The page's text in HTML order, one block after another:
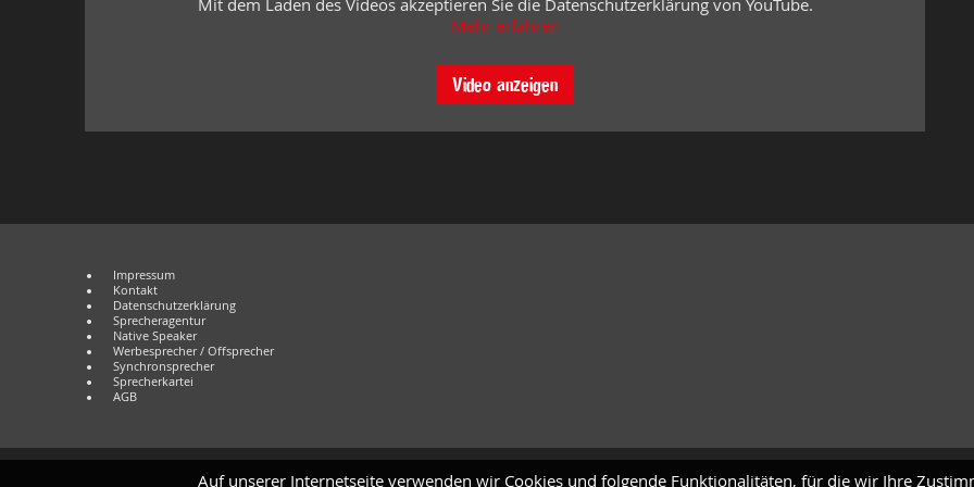
Mit dem Laden des Videos akzeptieren Sie die Datenschutzerklärung von YouTube.
Mehr erfahren
Video anzeigen
Impressum
Kontakt
Datenschutzerklärung
Sprecheragentur
Native Speaker
Werbesprecher / Offsprecher
Synchronsprecher
Sprecherkartei
AGB
Auf unserer Internetseite verwenden wir Cookies und folgende Funktionalitäten, für die wir Ihre